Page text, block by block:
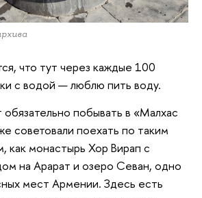
что тут через каждые 100
с водой — люблю пить воду.
побывать в «Малхас
советовали поехать по таким
как монастырь Хор Вирап с
на Арарат и озеро Севан, одно
мест Армении. Здесь есть